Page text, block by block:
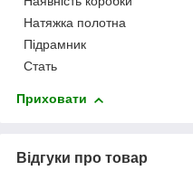
Натяжка полотна
Підрамник
Стать
Приховати
Відгуки про товар